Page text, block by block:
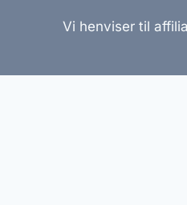
Vi henviser til